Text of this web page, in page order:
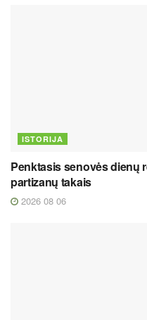
ISTORIJA
Penktasis senovės dienų
partizanų takais
2026 08 06